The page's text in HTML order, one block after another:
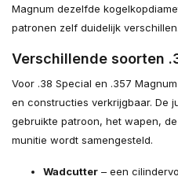
Magnum dezelfde
patronen zelf duidelijk verschillen.
Verschillende soorten
Voor .38 Special en .357
en constructies verkrijgbaar. De
gebruikte patroon, het wapen,
munitie wordt samengesteld.
Wadcutter – een